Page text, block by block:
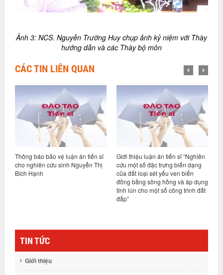
Ảnh 3: NCS. Nguyễn Trường Huy chụp ảnh kỷ niệm với Thày
hướng dẫn và các Thày bộ môn
CÁC TIN LIÊN QUAN
Giới thiệu luận án tiến sĩ “Nghiên
cứu một số đặc trưng biến dạng
của đất loại sét yếu ven biển
Hội đồng đánh giá luận án Tiến sĩ
cấp Viện cho nghiên cứu sinh
Nguyễn Lệ Thủy
TIN TỨC
Giới thiệu